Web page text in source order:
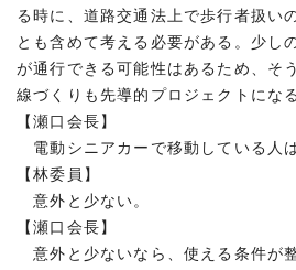
る時に、道路交通法上で歩行者扱い
とも含めて考える必要がある。少し
が通行できる可能性はあるため、そ
線づくりも先導的プロジェクトにな
【瀬口会長】
電動シニアカーで移動している人
【林委員】
意外と少ない。
【瀬口会長】
意外と少ないなら、使える条件が